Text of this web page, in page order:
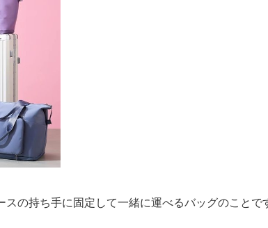
の持ち手に固定して一緒に運べるバッグのことで